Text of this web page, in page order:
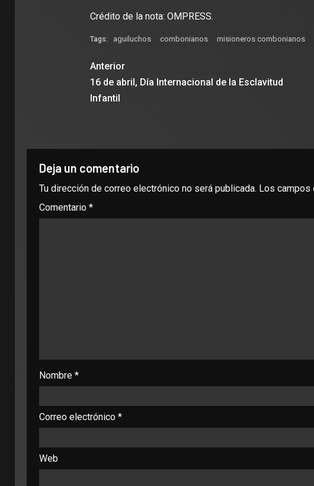
Crédito de la nota: OMPRESS.
Tags: aguiluchos combonianos misioneros combonianos
Anterior
16 de abril, Día Internacional de la Esclavitud
Infantil
Deja un comentario
Tu dirección de correo electrónico no será publicada. Los
Comentario *
Nombre *
Correo electrónico *
Web